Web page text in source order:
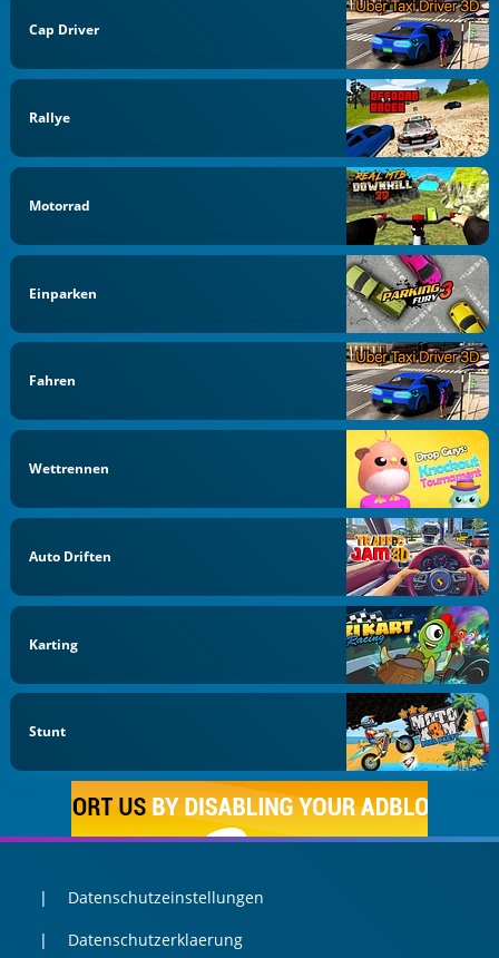
Cap Driver
Rallye
Motorrad
Einparken
Fahren
Wettrennen
Auto Driften
Karting
Stunt
Datenschutzeinstellungen
Datenschutzerklaerung